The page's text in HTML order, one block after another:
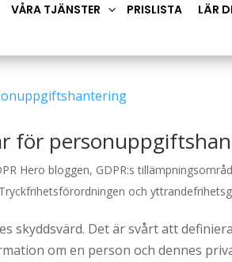
3
VÅRA TJÄNSTER PRISLISTA LÄR
för
Hero bloggen, GDPR:s
Tryckfrihetsförordningen och
skyddsvärd. Det är svårt att
om en person och dennes